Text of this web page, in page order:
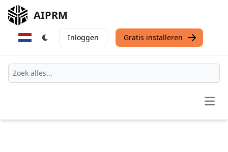
AIPRM
Inloggen Gratis installeren